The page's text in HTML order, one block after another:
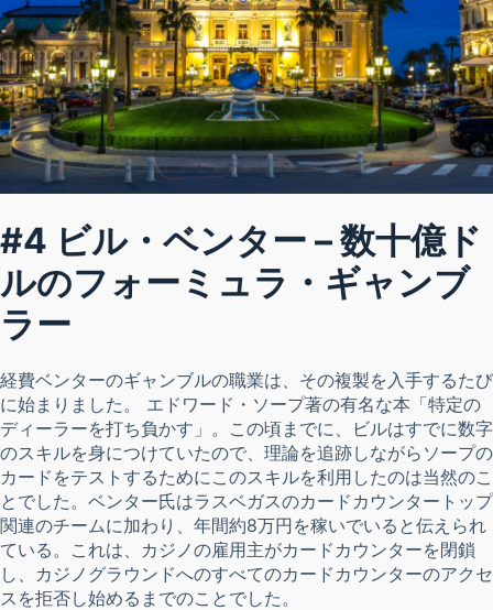
#4 ビル・ベンター – 数十億ド
ルのフォーミュラ・ギャンブ
ラー
経費ベンターのギャンブルの職業は、その複製を入手するたび
に始まりました。 エドワード・ソープ著の有名な本「特定の
ディーラーを打ち負かす」。この頃までに、ビルはすでに数字
のスキルを身につけていたので、理論を追跡しながらソープの
カードをテストするためにこのスキルを利用したのは当然のこ
とでした。ベンター氏はラスベガスのカードカウンタートップ
関連のチームに加わり、年間約8万円を稼いでいると伝えられ
ている。これは、カジノの雇用主がカードカウンターを閉鎖
し、カジノグラウンドへのすべてのカードカウンターのアクセ
スを拒否し始めるまでのことでした。